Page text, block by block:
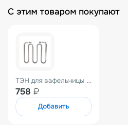
С этим товаром покупают
ТЭН для вафельницы HWB-1S
758 ₽
Добавить